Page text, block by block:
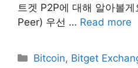
트겟 P2P에 대해 알아볼
Peer) 우선 … Read more
Categories
Bitcoin, Bitget